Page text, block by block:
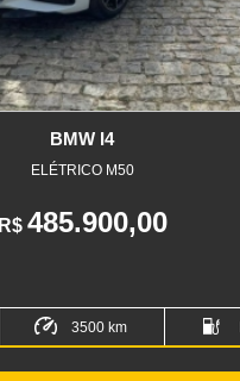
BMW I4
ELÉTRICO M50
R$ 485.900,00
3500 km